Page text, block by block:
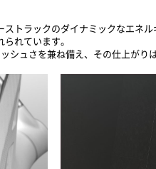
トラックのダイナミックなエネ
られています。
シュさを兼ね備え、その仕上がり